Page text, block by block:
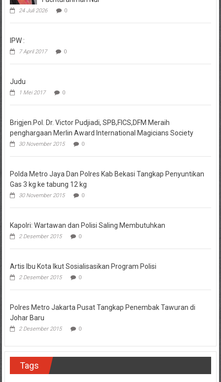
24 Juli 2026 0
IPW :
7 April 2017 0
Judu
1 Mei 2017 0
Brigjen.Pol. Dr. Victor Pudjiadi, SPB,FICS,DFM Meraih
penghargaan Merlin Award International Magicians Society
30 November 2015 0
Polda Metro Jaya Dan Polres Kab Bekasi Tangkap Penyuntikan
Gas 3 kg ke tabung 12 kg
30 November 2015 0
Kapolri: Wartawan dan Polisi Saling Membutuhkan
2 Desember 2015 0
Artis Ibu Kota Ikut Sosialisasikan Program Polisi
2 Desember 2015 0
Polres Metro Jakarta Pusat Tangkap Penembak Tawuran di
Johar Baru
2 Desember 2015 0
Tags